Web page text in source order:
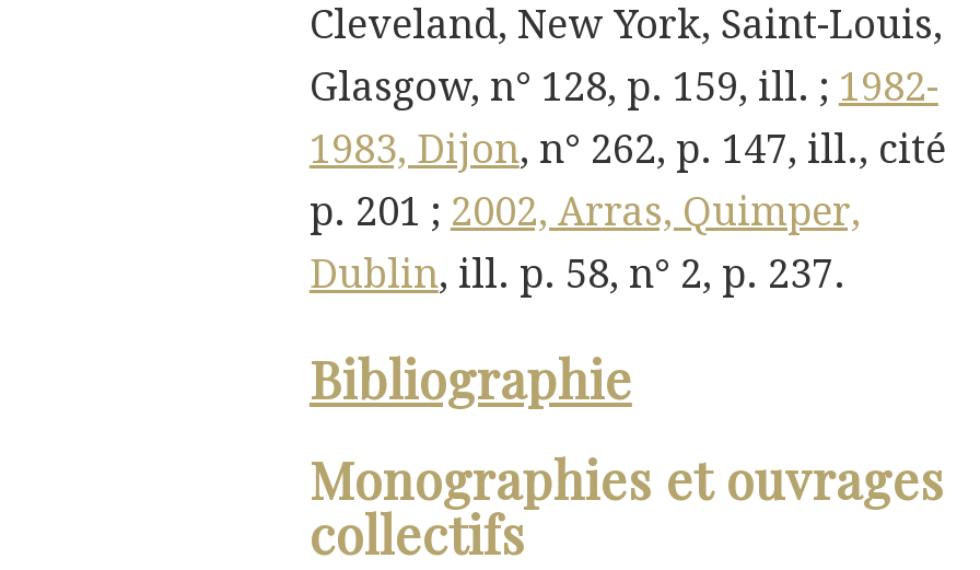
Cleveland, New York, Saint-Louis,
Glasgow, n° 128, p. 159, ill. ; 1982-
1983, Dijon, n° 262, p. 147, ill., cité
p. 201 ; 2002, Arras, Quimper,
Dublin, ill. p. 58, n° 2, p. 237.
Bibliographie
Monographies et ouvrages
collectifs